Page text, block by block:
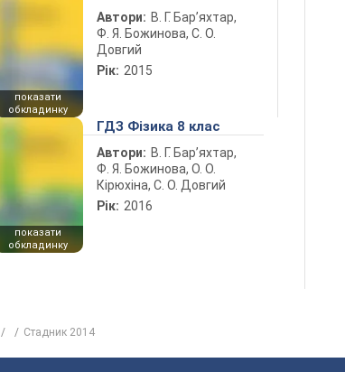
показати
обкладинку
Автори: В. Г. Бар’яхтар,
Ф. Я. Божинова, С. О.
Довгий
Рік: 2015
показати
обкладинку
ГДЗ Фізика 8 клас
Автори: В. Г. Бар’яхтар,
Ф. Я. Божинова, О. О.
Кірюхіна, С. О. Довгий
Рік: 2016
Стадник 2014